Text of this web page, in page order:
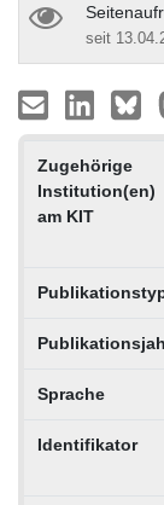
seit
Zugehörige
Institution(en)
am KIT
Sprache
Identifikator